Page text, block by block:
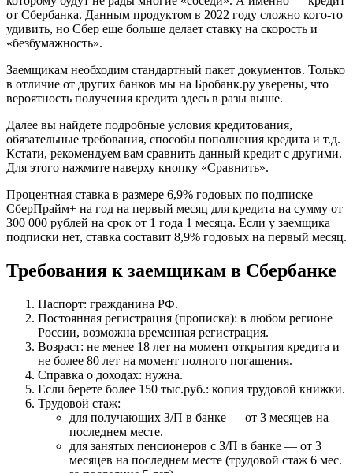
от Сбербанка. Данным продуктом в 2022 году сложно кого-то
удивить, но Сбер еще больше делает ставку на скорость и
«безбумажность».
Заемщикам необходим стандартный пакет документов. Только
в отличие от других банков мы на Бробанк.ру уверены, что
вероятность получения кредита здесь в разы выше.
Далее вы найдете подробные условия кредитования,
обязательные требования, способы пополнения кредита и т.д.
Кстати, рекомендуем вам сравнить данный кредит с другими.
Для этого нажмите наверху кнопку «Сравнить».
Процентная ставка в размере 6,9% годовых по подписке
СберПрайм+ на год на первый месяц для кредита на сумму от
300 000 рублей на срок от 1 года 1 месяца. Если у заемщика
подписки нет, ставка составит 8,9% годовых на первый месяц.
Требования к заемщикам в Сбербанке
Паспорт: гражданина РФ.
Постоянная регистрация (прописка): в любом регионе
России, возможна временная регистрация.
Возраст: не менее 18 лет на момент открытия кредита и
не более 80 лет на момент полного погашения.
Справка о доходах: нужна.
Если берете более 150 тыс.руб.: копия трудовой книжки.
Трудовой стаж:
для получающих З/П в банке — от 3 месяцев на
последнем месте.
для занятых пенсионеров с З/П в банке — от 3
месяцев на последнем месте (трудовой стаж 6 мес.